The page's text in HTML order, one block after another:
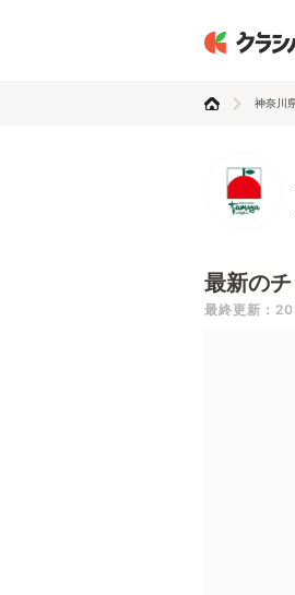
神奈川
最新のチ
最終更新：